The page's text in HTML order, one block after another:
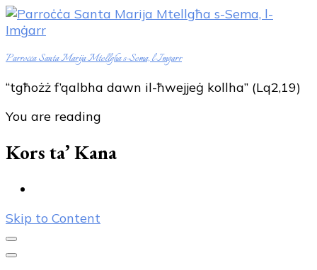
Parroċċa Santa Marija Mtellgħa s-Sema, l-Imġarr
“tgħożż f’qalbha dawn il-ħwejjeġ kollha” (Lq2,19)
You are reading
Kors ta’ Kana
Skip to Content